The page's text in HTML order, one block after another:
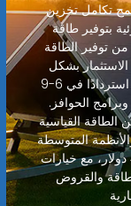
التشغيلية بنسبة 45٪. يسمح تكامل تخزين
بتوفير طاقة
توفير الطاقة
الاستثمار بشكل
كبير، حيث تحقق مشاريع تخزين الطاقة عادةً استردادًا في 6-9
الحوافز.
الطاقة القياسية
من 85،000 دولار والأنظمة المتوسطة
(600 كيلوواط-2.5 ميجاواط) من 420،000 دولار، مع خيارات
والقروض